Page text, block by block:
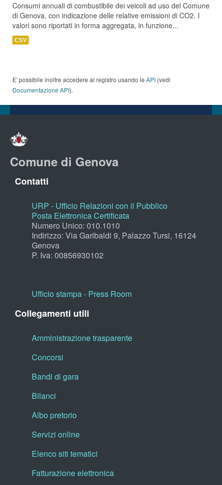
Consumi annuali di combustibile dei veicoli ad uso del Comune
di Genova, con indicazione delle relative emissioni di CO2. I
valori sono riportati in forma aggregata, in funzione...
CSV
E' possibile inoltre accedere al registro usando le API (vedi
Documentazione API).
Comune di Genova
Contatti
URP - Ufficio Relazioni con il Pubblico
Posta Elettronica Certificata
Numero Unico: 010.1010
Indirizzo: Via Garibaldi 9, Palazzo Tursi, 16124
Genova
P. Iva: 00856930102
Ufficio stampa - Press Room
Collegamenti utili
Amministrazione trasparente
Concorsi
Bandi di gara
Bilanci
Albo pretorio
Servizi online
Elenco siti tematici
Fatturazione elettronica